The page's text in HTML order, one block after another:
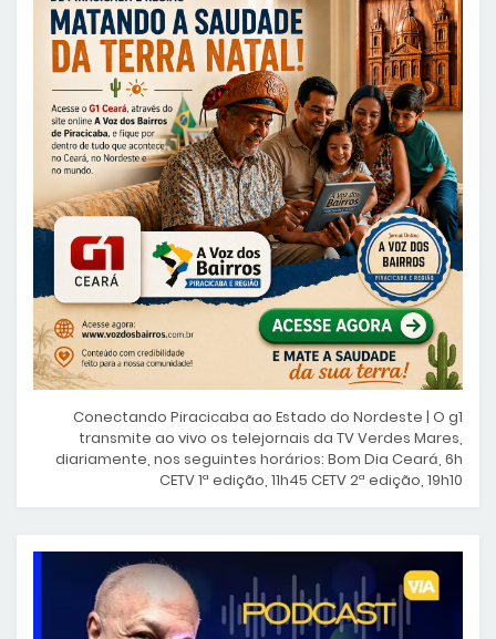
Conectando Piracicaba ao Estado do Nordeste | O g1
transmite ao vivo os telejornais da TV Verdes Mares,
diariamente, nos seguintes horários: Bom Dia Ceará, 6h
CETV 1ª edição, 11h45 CETV 2ª edição, 19h10